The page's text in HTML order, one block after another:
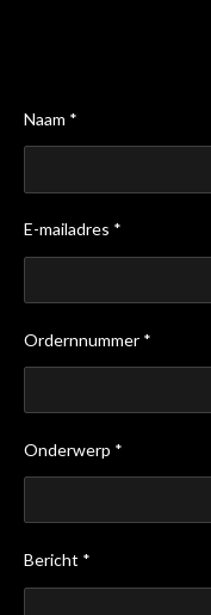
Naam *
E-mailadres *
Ordernnummer *
Onderwerp *
Bericht *